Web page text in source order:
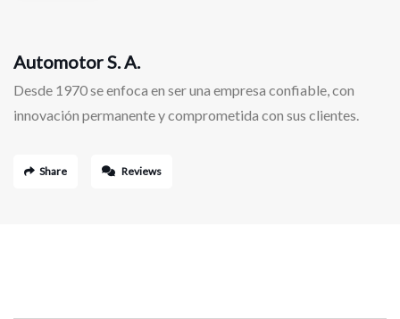
Automotor S. A.
Desde 1970 se enfoca en ser una empresa confiable, con
innovación permanente y comprometida con sus clientes.
Share Reviews